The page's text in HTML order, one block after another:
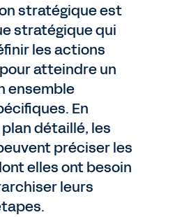
stratégique est
stratégique qui
les actions
atteindre un
ensemble
En
détaillé, les
préciser les
elles ont besoin
leurs